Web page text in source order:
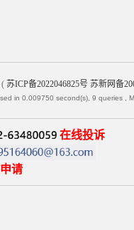
( 苏ICP备2022046825号 苏新网备
in 0.009750 second(s), 9 queries ,
在线投诉
请